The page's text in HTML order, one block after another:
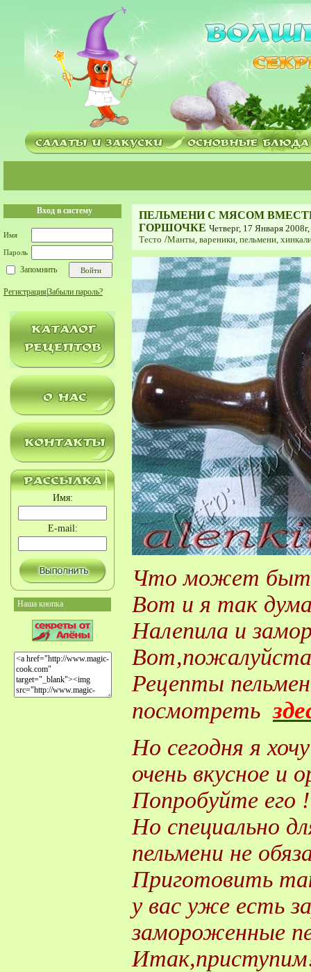
Вход в систему
Имя
Пароль
Запомнить
Регистрация Забыли пароль?
Имя:
E-mail:
Наша кнопка
ПЕЛЬМЕНИ С МЯСОМ
ГОРШОЧКЕ Четверг, 17 Января
Тесто /Мaнты, вареники, пельмени,
Что может быть
Вот и я так
Налепила и
Рецепты
посмотреть
Но сегодня я
очень вкусное и
Попробуйте его !
Но специально
пельмени не
Приготовить
у вас уже есть
замороженные